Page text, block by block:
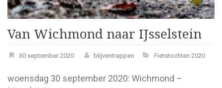
Van Wichmond naar IJsselstein
30 september 2020 blijventrappen Fietstochten 2020
woensdag 30 september 2020: Wichmond –